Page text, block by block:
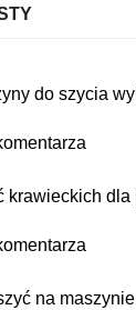
do szycia
krawieckich
na